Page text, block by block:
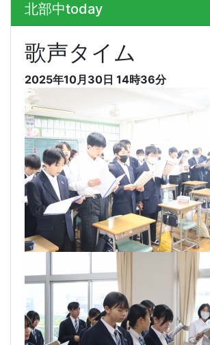
北部中today
歌声タイム
2025年10月30日 14時36分